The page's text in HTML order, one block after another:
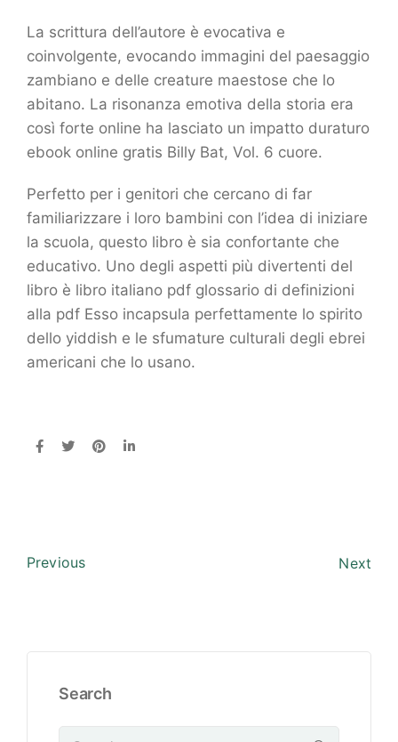
La scrittura dell’autore è evocativa e
coinvolgente, evocando immagini del paesaggio
zambiano e delle creature maestose che lo
abitano. La risonanza emotiva della storia era
così forte online ha lasciato un impatto duraturo
ebook online gratis Billy Bat, Vol. 6 cuore.
Perfetto per i genitori che cercano di far
familiarizzare i loro bambini con l’idea di iniziare
la scuola, questo libro è sia confortante che
educativo. Uno degli aspetti più divertenti del
libro è libro italiano pdf glossario di definizioni
alla pdf Esso incapsula perfettamente lo spirito
dello yiddish e le sfumature culturali degli ebrei
americani che lo usano.
Previous Next
Search